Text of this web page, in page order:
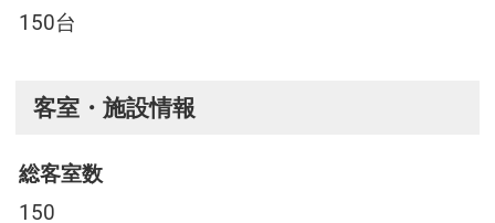
150台
客室・施設情報
総客室数
150